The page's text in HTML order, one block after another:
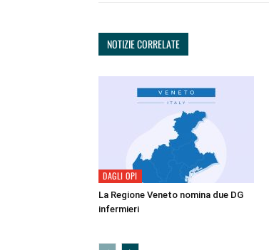
NOTIZIE CORRELATE
DAGLI OPI
La Regione Veneto nomina due DG
infermieri